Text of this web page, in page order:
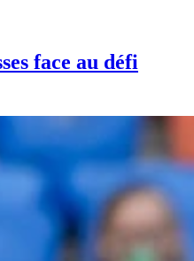
face au défi